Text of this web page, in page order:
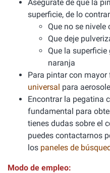
Asegúrate de que la
superficie, de lo
Que no se nivele
Que deje
Que la superficie
naranja
Para pintar con mayor
universal para
Encontrar la pegatina
fundamental para
tienes dudas sobre el
puedes contactarnos
los paneles de
Modo de empleo: